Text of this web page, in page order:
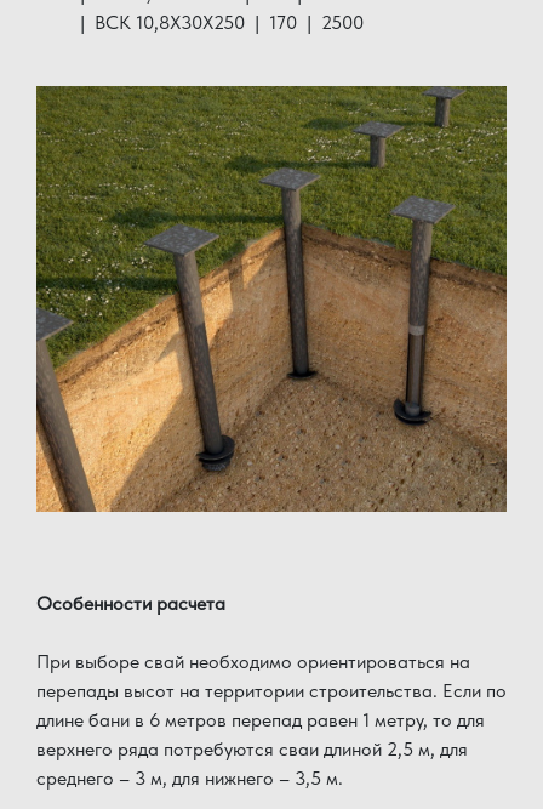
| ВСК 10,8X30X250 | 170 | 2500
Особенности расчета
При выборе свай необходимо ориентироваться на
перепады высот на территории строительства. Если по
длине бани в 6 метров перепад равен 1 метру, то для
верхнего ряда потребуются сваи длиной 2,5 м, для
среднего – 3 м, для нижнего – 3,5 м.